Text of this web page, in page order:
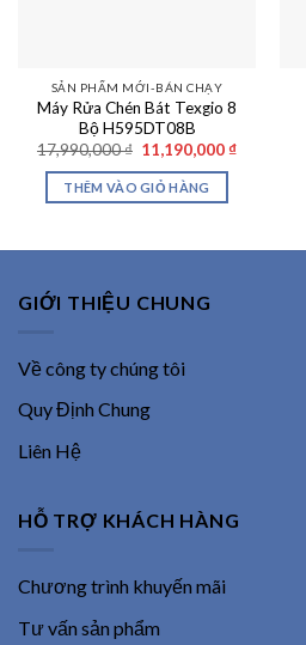
SẢN PHẨM MỚI-BÁN CHẠY
Máy Rửa Chén Bát Texgio 8
Bộ H595DT08B
17,990,000₫ Giá
gốc
là:
17,990,000 ₫.
11,190,000 ₫Giá
THÊM VÀO GIỎ HÀNG
GIỚI THIỆU CHUNG
Về công ty chúng tôi
Quy Định Chung
Liên Hệ
HỖ TRỢ KHÁCH HÀNG
Chương trình khuyến mãi
Tư vấn sản phẩm